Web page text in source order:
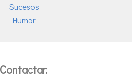
Sucesos
Humor
Contactar: